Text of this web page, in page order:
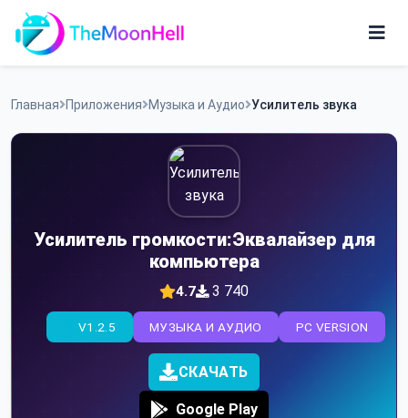
Skip
content
Приложения
Главная Приложения Музыка и Аудио Усилитель звука
Усилитель громкости:Эквалайзер для
компьютера
4.7 3 740
PC VERSION
МУЗЫКА И АУДИО
V1.2.5
СКАЧАТЬ
Google Play